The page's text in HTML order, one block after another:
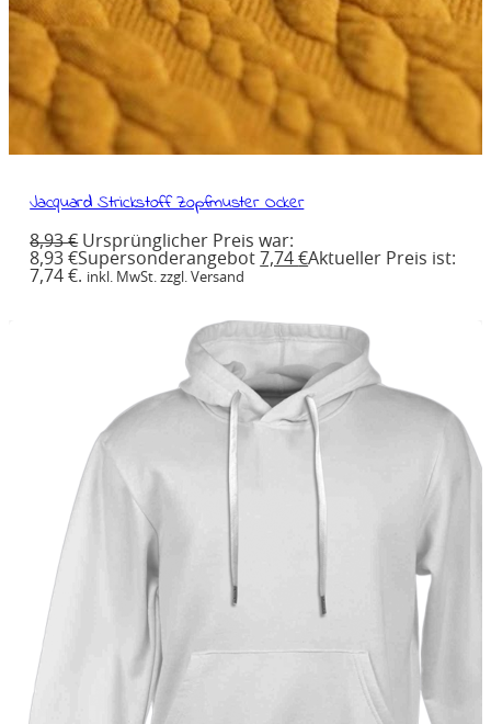
Jacquard Strickstoff Zopfmuster Ocker
8,93€ Ursprünglicher Preis war:
8,93 €Supersonderangebot 7,74€Aktueller Preis ist:
7,74 €. inkl. MwSt. zzgl. Versand